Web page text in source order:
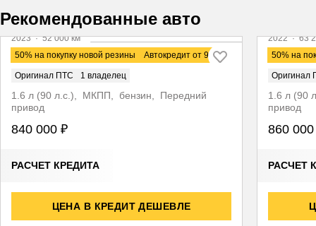
Рекомендованные авто
50% на покупку новой резины Автокредит от 9,9%
2023·52 000 км
LADA Granta
Оригинал ПТС 1 владелец
1.6 л (90 л.с.), МКПП, бензин, Передний
привод
840 000 ₽
РАСЧЕТ КРЕДИТА
ЦЕНА В КРЕДИТ ДЕШЕВЛЕ
50% на
2022·63
LADA
Оригинал
1.6 л (90
привод
860
РАСЧЕТ